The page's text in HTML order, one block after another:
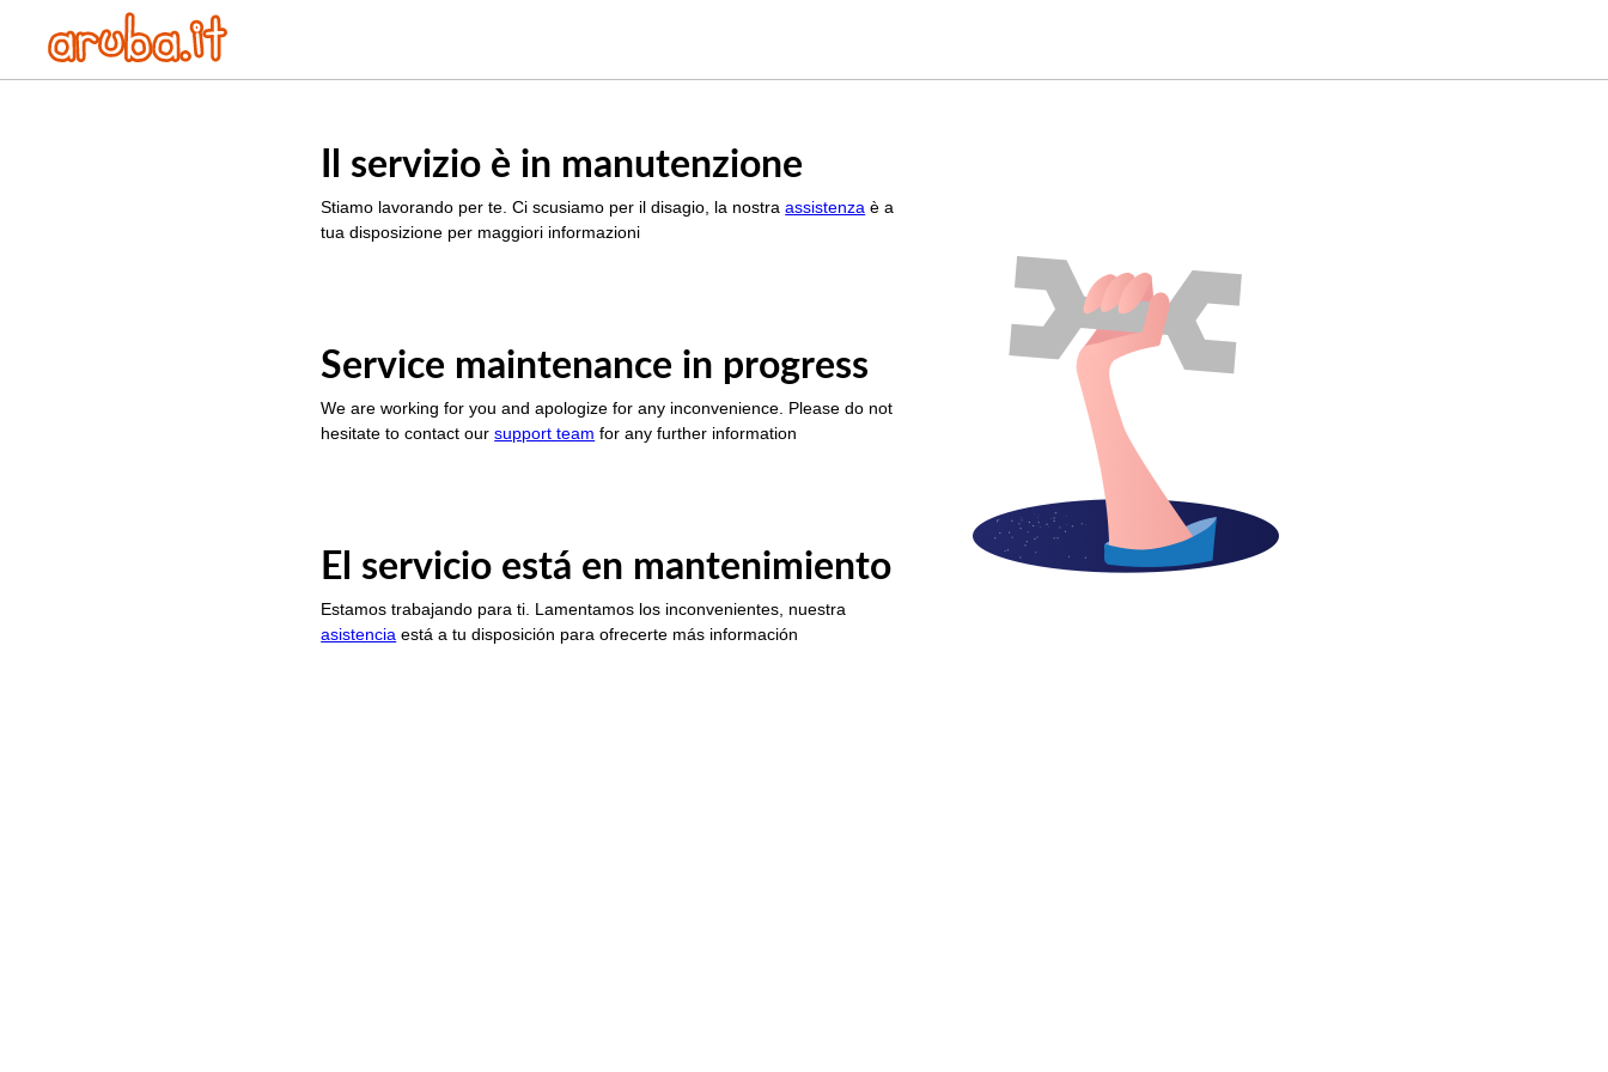
Il servizio è in manutenzione
Stiamo lavorando per te. Ci scusiamo per il disagio, la nostraassistenza è a
tua disposizione per maggiori informazioni
Service maintenance in progress
We are working for you and apologize for any inconvenience. Please do not
hesitate to contact oursupport team for any further information
El servicio está en mantenimiento
Estamos trabajando para ti. Lamentamos los inconvenientes, nuestra
asistencia está a tu disposición para ofrecerte más información